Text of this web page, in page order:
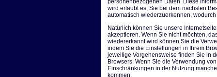
personenbezogenen Daten. Diese
wird erlaubt es, Sie bei dem nächsten
automatisch wiederzuerkennen,
Natürlich können Sie unsere
akzeptieren. Wenn Sie nicht möchten,
wiedererkannt wird können Sie die
indem Sie die Einstellungen in Ihrem
jeweilige Vorgehensweise finden Sie in
Browsers. Wenn Sie die Verwendung
Einschränkungen in der Nutzung
kommen.